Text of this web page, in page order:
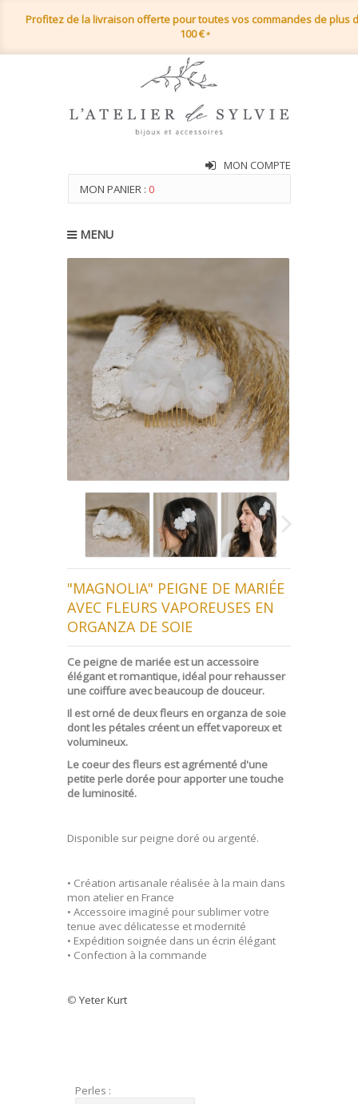
Profitez de la livraison offerte pour toutes vos commandes de plus
100 €*
MON COMPTE
MON PANIER : 0
MENU
"MAGNOLIA" PEIGNE DE MARIÉE
AVEC FLEURS VAPOREUSES EN
ORGANZA DE SOIE
Ce peigne de mariée est un accessoire
élégant et romantique, idéal pour rehausser
une coiffure avec beaucoup de douceur.
Il est orné de deux fleurs en organza de soie
dont les pétales créent un effet vaporeux et
volumineux.
Le coeur des fleurs est agrémenté d'une
petite perle dorée pour apporter une touche
de luminosité.
Disponible sur peigne doré ou argenté.
• Création artisanale réalisée à la main dans
mon atelier en France
• Accessoire imaginé pour sublimer votre
tenue avec délicatesse et modernité
• Expédition soignée dans un écrin élégant
• Confection à la commande
© Yeter Kurt
Perles :